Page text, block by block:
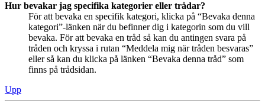
Hur bevakar jag specifika kategorier eller trådar?
För att bevaka en specifik kategori, klicka på “Bevaka denna
kategori”-länken när du befinner dig i kategorin som du vill
bevaka. För att bevaka en tråd så kan du antingen svara på
tråden och kryssa i rutan “Meddela mig när tråden besvaras”
eller så kan du klicka på länken “Bevaka denna tråd” som
finns på trådsidan.
Upp